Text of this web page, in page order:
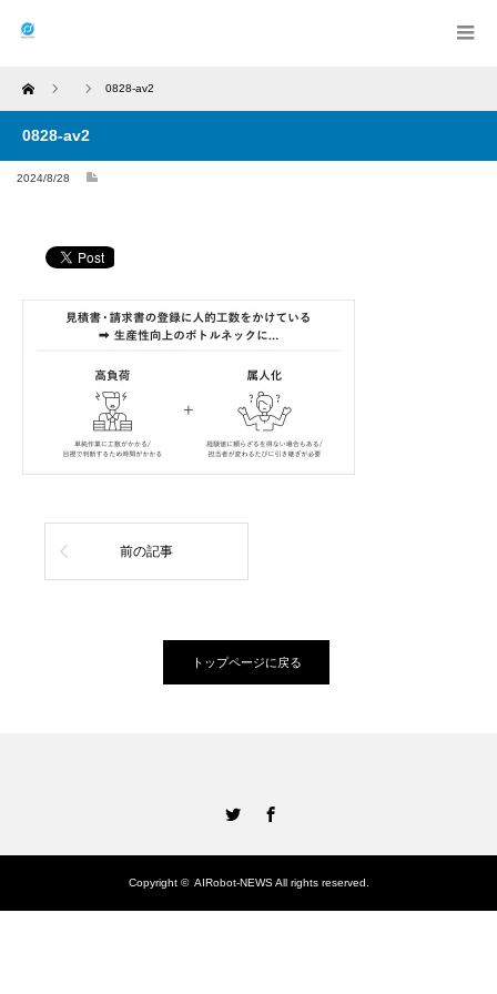
Home 0828-av2
0828-av2
2024/8/28
前の記事
トップページに戻る
Copyright © AIRobot-NEWSAll rights reserved.